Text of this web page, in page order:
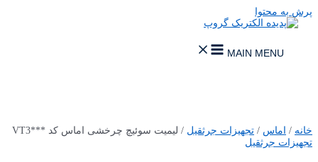
پرش به محتوا
MAIN MENU
خانه / اماس / تجهیزات جرثقیل / لیمیت سوئیچ چرخشی اماس کد ***VT3
تجهیزات جرثقیل